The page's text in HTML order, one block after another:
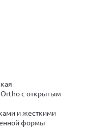
Ortho с открытым
и жесткими
формы